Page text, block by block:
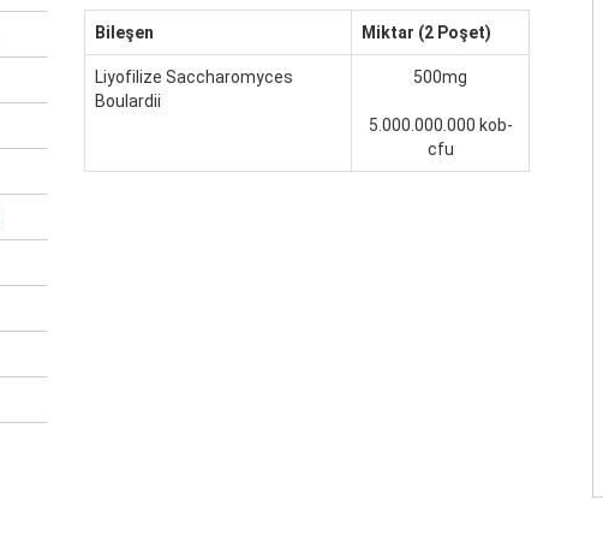
Bileşen Miktar (2 Poşet)
Liyofilize Saccharomyces
Boulardii
500mg
5.000.000.000 kob-
cfu